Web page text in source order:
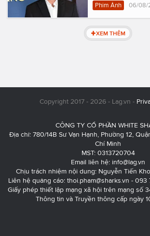
Phim Ảnh 06/08/
XEM THÊM
Copyright 2017 - 2026 - Lag.vn -
CÔNG TY CỔ PHẦN WHITE
Địa chỉ: 780/14B Sư Vạn Hạnh, Phường 12,
Chí Minh
MST: 0313720704
Email liên hệ: info@lag.vn
Chịu trách nhiệm nội dung: Nguyễn Tiến
Liên hệ quảng cáo: thoi.pham@sharks.vn - 093
Giấy phép thiết lập mạng xã hội trên mạng số
Thông tin và Truyền thông cấp ngày